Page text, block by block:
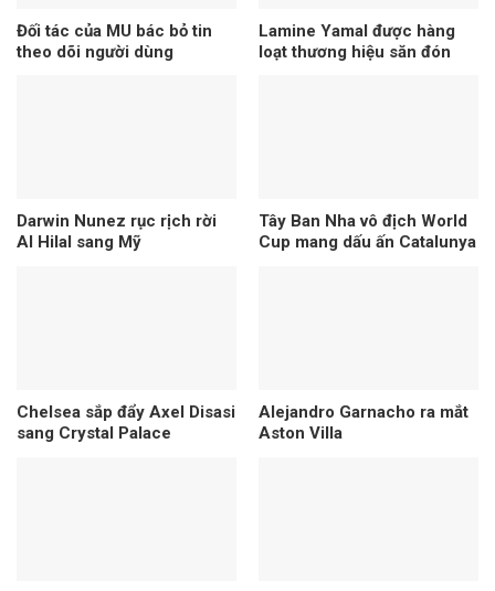
Đối tác của MU bác bỏ tin
theo dõi người dùng
Lamine Yamal được hàng
loạt thương hiệu săn đón
Darwin Nunez rục rịch rời
Al Hilal sang Mỹ
Tây Ban Nha vô địch World
Cup mang dấu ấn Catalunya
Chelsea sắp đẩy Axel Disasi
sang Crystal Palace
Alejandro Garnacho ra mắt
Aston Villa